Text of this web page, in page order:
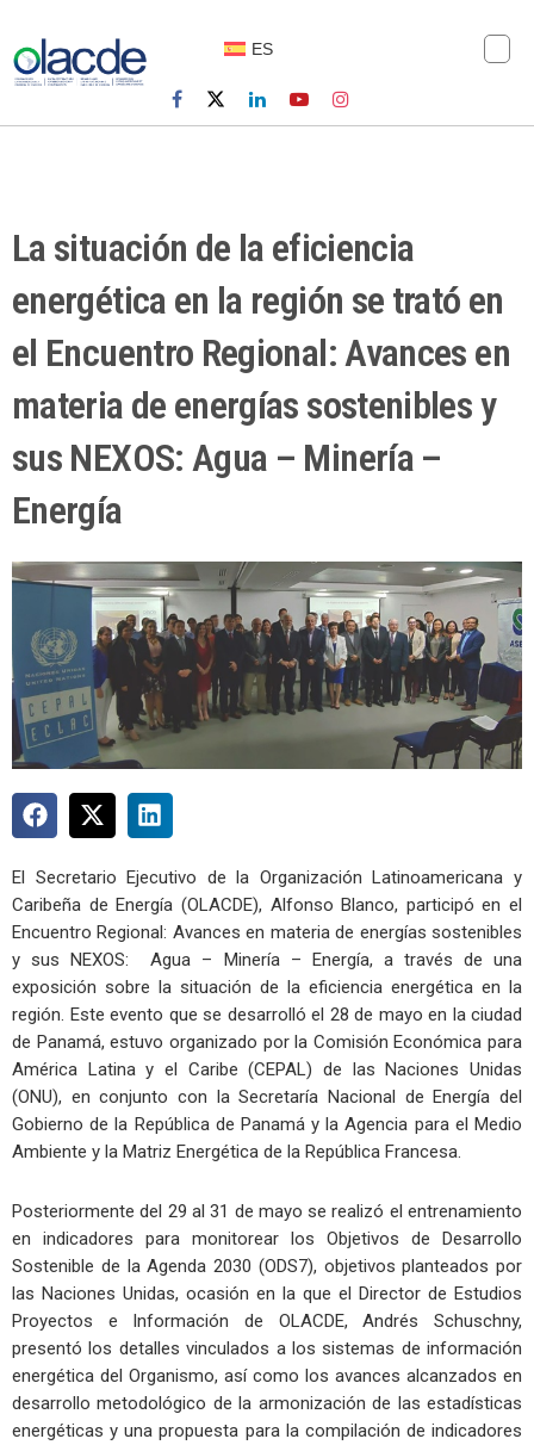
ES
La situación de la eficiencia
energética en la región se trató en
el Encuentro Regional: Avances en
materia de energías sostenibles y
sus NEXOS: Agua – Minería –
Energía
El Secretario Ejecutivo de la Organización Latinoamericana y
Caribeña de Energía (OLACDE), Alfonso Blanco, participó en el
Encuentro Regional: Avances en materia de energías sostenibles
y sus NEXOS: Agua – Minería – Energía, a través de una
exposición sobre la situación de la eficiencia energética en la
región. Este evento que se desarrolló el 28 de mayo en la ciudad
de Panamá, estuvo organizado por la Comisión Económica para
América Latina y el Caribe (CEPAL) de las Naciones Unidas
(ONU), en conjunto con la Secretaría Nacional de Energía del
Gobierno de la República de Panamá y la Agencia para el Medio
Ambiente y la Matriz Energética de la República Francesa.
Posteriormente del 29 al 31 de mayo se realizó el entrenamiento
en indicadores para monitorear los Objetivos de Desarrollo
Sostenible de la Agenda 2030 (ODS7), objetivos planteados por
las Naciones Unidas, ocasión en la que el Director de Estudios
Proyectos e Información de OLACDE, Andrés Schuschny,
presentó los detalles vinculados a los sistemas de información
energética del Organismo, así como los avances alcanzados en
desarrollo metodológico de la armonización de las estadísticas
energéticas y una propuesta para la compilación de indicadores